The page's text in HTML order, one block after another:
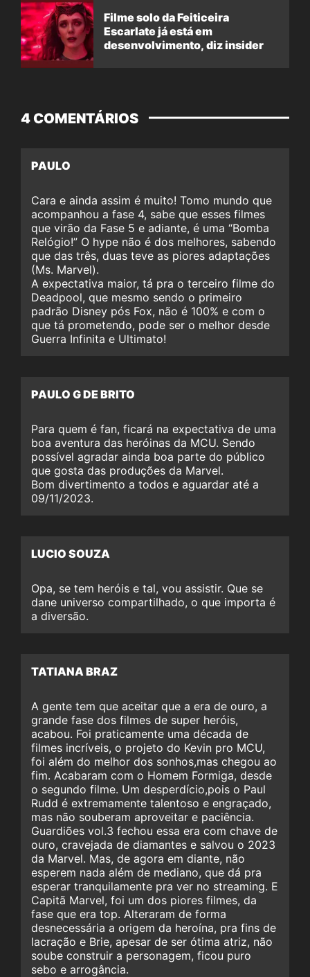
Filme solo da Feiticeira
Escarlate já está em
desenvolvimento, diz insider
4 COMENTÁRIOS
PAULO
Cara e ainda assim é muito! Tomo mundo que
acompanhou a fase 4, sabe que esses filmes
que virão da Fase 5 e adiante, é uma “Bomba
Relógio!” O hype não é dos melhores, sabendo
que das três, duas teve as piores adaptações
(Ms. Marvel).
A expectativa maior, tá pra o terceiro filme do
Deadpool, que mesmo sendo o primeiro
padrão Disney pós Fox, não é 100% e com o
que tá prometendo, pode ser o melhor desde
Guerra Infinita e Ultimato!
PAULO G DE BRITO
Para quem é fan, ficará na expectativa de uma
boa aventura das heróinas da MCU. Sendo
possível agradar ainda boa parte do público
que gosta das produções da Marvel.
Bom divertimento a todos e aguardar até a
09/11/2023.
LUCIO SOUZA
Opa, se tem heróis e tal, vou assistir. Que se
dane universo compartilhado, o que importa é
a diversão.
TATIANA BRAZ
A gente tem que aceitar que a era de ouro, a
grande fase dos filmes de super heróis,
acabou. Foi praticamente uma década de
filmes incríveis, o projeto do Kevin pro MCU,
foi além do melhor dos sonhos,mas chegou ao
fim. Acabaram com o Homem Formiga, desde
o segundo filme. Um desperdício,pois o Paul
Rudd é extremamente talentoso e engraçado,
mas não souberam aproveitar e paciência.
Guardiões vol.3 fechou essa era com chave de
ouro, cravejada de diamantes e salvou o 2023
da Marvel. Mas, de agora em diante, não
esperem nada além de mediano, que dá pra
esperar tranquilamente pra ver no streaming. E
Capitã Marvel, foi um dos piores filmes, da
fase que era top. Alteraram de forma
desnecessária a origem da heroína, pra fins de
lacração e Brie, apesar de ser ótima atriz, não
soube construir a personagem, ficou puro
sebo e arrogância.